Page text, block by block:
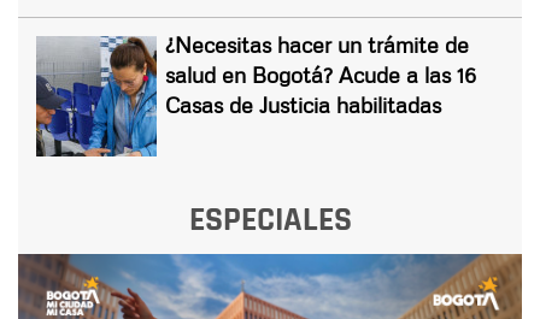
¿Necesitas hacer un trámite de
salud en Bogotá? Acude a las 16
Casas de Justicia habilitadas
ESPECIALES